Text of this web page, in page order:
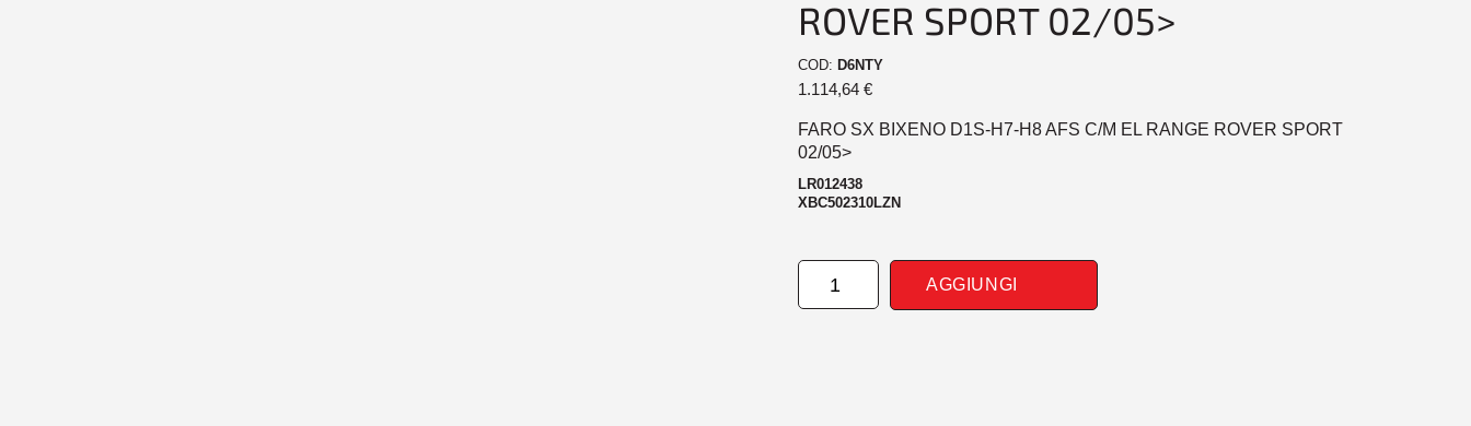
ROVER SPORT 02/05>
COD: D6NTY
1.114,64 €
FARO SX BIXENO D1S-H7-H8 AFS C/M EL RANGE ROVER SPORT
02/05>
LR012438
XBC502310LZN
FARO
SINISTRO
AGGIUNGI